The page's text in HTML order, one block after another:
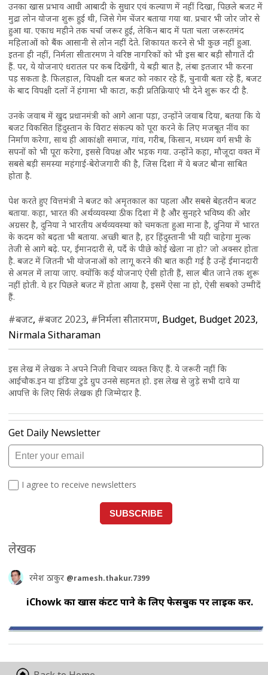
उनका खास प्रभाव आधी आबादी के सुधार एवं कल्याण में नहीं दिखा, पिछले बजट में
मुद्रा लोन योजना शुरू हुई थी, जिसे गेम चेंजर बताया गया था. प्रचार भी जोर जोर से
हुआ था. एकाध महीने तक चर्चा जरूर हुई, लेकिन बाद में पता चला जरूरतमंद
महिलाओं को बैंक आसानी से लोन नहीं देते. शिकायत करने से भी कुछ नहीं हुआ.
इतना ही नहीं, निर्मला सीतारमण ने वरिष्ठ नागरिकों को भी इस बार बड़ी सौगातें दी
हैं. पर, ये योजनाएं धरातल पर कब दिखेंगी, ये बड़ी बात है, लंबा इतजार भी करना
पड़ सकता है. फिलहाल, विपक्षी दल बजट को नकार रहे हैं, चुनावी बता रहे हैं, बजट
के बाद विपक्षी दलों नें हंगामा भी काटा, कड़ी प्रतिक्रियाएं भी देने शुरू कर दी है.
उनके जवाब में खुद प्रधानमंत्री को आगे आना पड़ा, उन्होंने जवाब दिया, बतया कि ये
बजट विकसित हिंदुस्तान के विराट संकल्प को पूरा करने के लिए मजबूत नींव का
निर्माण करेगा, साथ ही आकांक्षी समाज, गांव, गरीब, किसान, मध्यम वर्ग सभी के
सपनों को भी पूरा करेगा, इससे विपक्ष और भड़क गया. उन्होंने कहा, मौजूदा वक्त में
सबसे बड़ी समस्या महंगाई-बेरोजगारी की है, जिस दिशा में ये बजट बौना साबित
होता है.
पेश करते हुए वित्तमंत्री ने बजट को अमृतकाल का पहला और सबसे बेहतरीन बजट
बताया. कहा, भारत की अर्थव्यवस्था ठीक दिशा में है और सुनहरे भविष्य की ओर
अग्रसर है, दुनिया ने भारतीय अर्थव्यवस्था को चमकता हुआ माना है, दुनिया में भारत
के कदम को बढ़ता भी बताया. अच्छी बात है, हर हिंदुस्तानी भी यही चाहेगा मुल्क
तेजी से आगे बढ़े. पर, ईमानदारी से, पर्दे के पीछे कोई खेला ना हो? जो अक्सर होता
है. बजट में जितनी भी योजनाओं को लागू करने की बात कही गई है उन्हें ईमानदारी
से अमल में लाया जाए. क्योंकि कई योजनाएं ऐसी होती हैं, साल बीत जाने तक शुरू
नहीं होती. ये हर पिछले बजट में होता आया है, इसमें ऐसा ना हो, ऐसी सबको उम्मीदें
हैं.
#बजट, #बजट 2023, #निर्मला सीतारमण, Budget, Budget 2023,
Nirmala Sitharaman
इस लेख में लेखक ने अपने निजी विचार व्यक्त किए हैं. ये जरूरी नहीं कि
आईचौक.इन या इंडिया टुडे ग्रुप उनसे सहमत हो. इस लेख से जुड़े सभी दावे या
आपत्ति के लिए सिर्फ लेखक ही जिम्मेदार है.
लेखक
रमेश ठाकुर @ramesh.thakur.7399
iChowk का खास कंटेंट पाने के लिए फेसबुक पर लाइक करें.